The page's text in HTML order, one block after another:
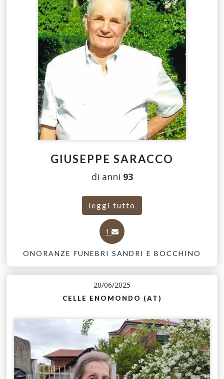
GIUSEPPE SARACCO
di anni 93
leggi tutto
1
ONORANZE FUNEBRI SANDRI E BOCCHINO
20/06/2025
CELLE ENOMONDO (AT)